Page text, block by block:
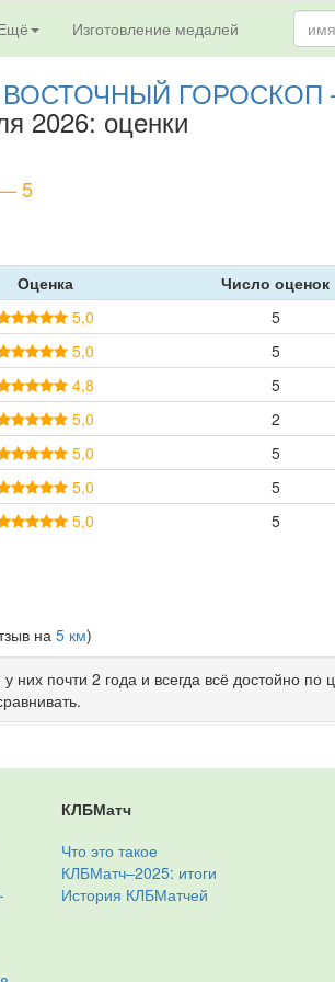
Изготовление медалей
— ВОСТОЧНЫЙ
2026: оценки
5
Оценка
Число оценок
5,0
5
5,0
5
4,8
5
5,0
2
5,0
5
5,0
5
5,0 5
на5 км)
них почти 2 года и всегда всё достойно по
КЛБМатч
Что это такое
КЛБМатч–2025: итоги
История КЛБМатчей